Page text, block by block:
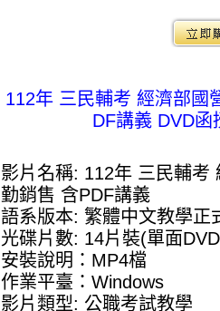
112年 三民輔考 經濟部國
DF講義 DVD
影片名稱: 112年 三民輔考
勤銷售 含PDF講義
語系版本: 繁體中文教學正
光碟片數: 14片裝(單面
安裝說明：MP4檔
作業平臺：Windows
影片類型: 公職考試教學